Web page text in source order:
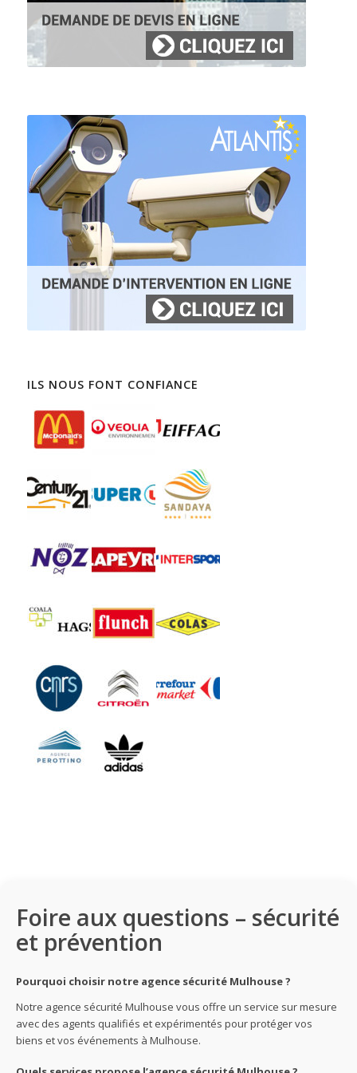
Trouver un agent d’accueil à Toul
Agence de sécurité à Toul
Trouver un agent d’accueil à Troyes
Agence de sécurité à Troyes
Trouver un agent d’accueil à Verdun
Agence de sécurité à Verdun
Trouver un agent d’accueil à Villers-lès-Nancy
Agence de sécurité à Villers-lès-Nancy
Trouver un agent d’accueil à Vitry-le-François
Agence de sécurité à Vitry-le-François
Trouver un agent d’accueil à Wittenheim
Agence de sécurité à Wittenheim
Trouver un agent d’accueil à Woippy
Agence de sécurité à Woippy
ILS NOUS FONT CONFIANCE
Foire aux questions – sécurité
et prévention
Pourquoi choisir notre agence sécurité Mulhouse ?
Notre agence sécurité Mulhouse vous offre un service sur mesure
avec des agents qualifiés et expérimentés pour protéger vos
biens et vos événements à Mulhouse.